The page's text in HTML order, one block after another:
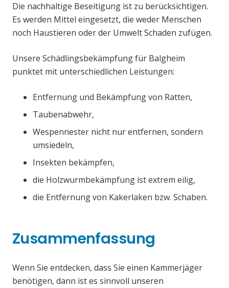
Die nachhaltige Beseitigung ist zu berücksichtigen.
Es werden Mittel eingesetzt, die weder Menschen
noch Haustieren oder der Umwelt Schaden zufügen.
Unsere Schädlingsbekämpfung für Balgheim
punktet mit unterschiedlichen Leistungen:
Entfernung und Bekämpfung von Ratten,
Taubenabwehr,
Wespennester nicht nur entfernen, sondern
umsiedeln,
Insekten bekämpfen,
die Holzwurmbekämpfung ist extrem eilig,
die Entfernung von Kakerlaken bzw. Schaben.
Zusammenfassung
Wenn Sie entdecken, dass Sie einen Kammerjäger
benötigen, dann ist es sinnvoll unseren